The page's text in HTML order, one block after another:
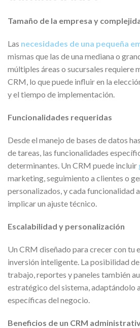
Tamaño de la empresa y
Las necesidades de una pequeña
mismas que las de una mediana o
múltiples áreas o sucursales requiere
CRM, lo que puede influir en la
y el tiempo de implementación.
Funcionalidades requeridas
Desde el manejo de bases de datos
de tareas, las funcionalidades
determinantes. Un CRM puede incluir
marketing, seguimiento a clientes o
personalizados, y cada funcionalidad
implicar un ajuste técnico.
Escalabilidad y personalización
Un CRM diseñado para crecer con tu
inversión inteligente. La posibilidad
trabajo, reportes y paneles también
estratégico del sistema, adaptándolo
específicas del negocio.
Beneficios de un CRM